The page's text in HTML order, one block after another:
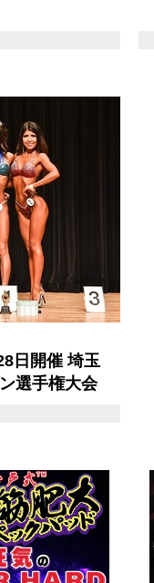
日開催 埼玉
選手権大会